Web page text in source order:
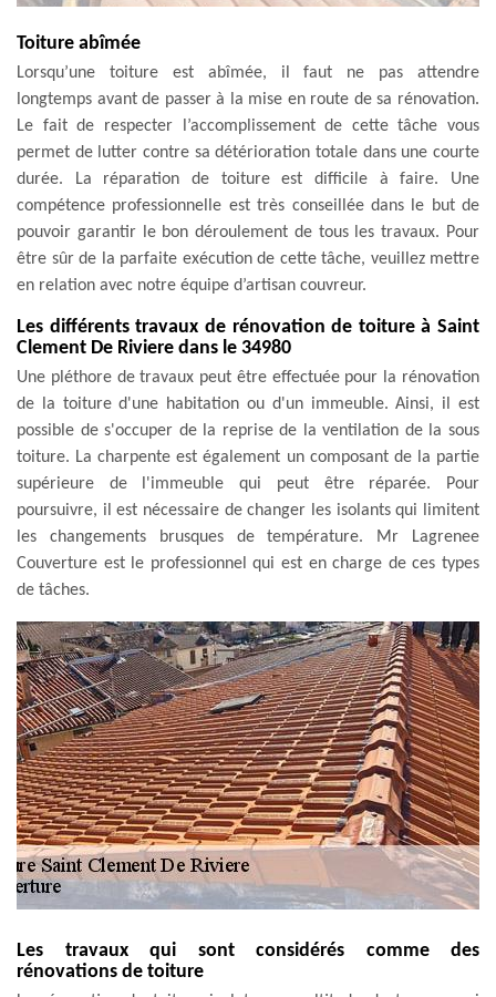
Toiture abîmée
Lorsqu’une toiture est abîmée, il faut ne pas attendre
longtemps avant de passer à la mise en route de sa rénovation.
Le fait de respecter l’accomplissement de cette tâche vous
permet de lutter contre sa détérioration totale dans une courte
durée. La réparation de toiture est difficile à faire. Une
compétence professionnelle est très conseillée dans le but de
pouvoir garantir le bon déroulement de tous les travaux. Pour
être sûr de la parfaite exécution de cette tâche, veuillez mettre
en relation avec notre équipe d’artisan couvreur.
Les différents travaux de rénovation de toiture à Saint
Clement De Riviere dans le 34980
Une pléthore de travaux peut être effectuée pour la rénovation
de la toiture d'une habitation ou d'un immeuble. Ainsi, il est
possible de s'occuper de la reprise de la ventilation de la sous
toiture. La charpente est également un composant de la partie
supérieure de l'immeuble qui peut être réparée. Pour
poursuivre, il est nécessaire de changer les isolants qui limitent
les changements brusques de température. Mr Lagrenee
Couverture est le professionnel qui est en charge de ces types
de tâches.
Les travaux qui sont considérés comme des
rénovations de toiture